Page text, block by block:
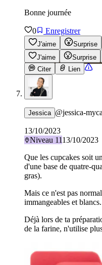
Bonne journée
0 Enregistrer
J'aime Surprise
J'aime
Surprise
Citer
Lien
Jessica @jessica-
13/10/2023
Niveau 1113/10/2023
Que les cupcakes soit
d'une base de quatre-
gras).
Mais ce n'est pas
immangeables et blancs.
Déjà lors de ta
de la farine, n'utilise